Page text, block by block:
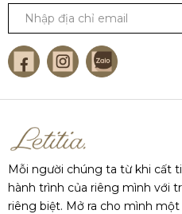
Mỗi người chúng ta từ khi cất
hành trình của riêng mình với
riêng biệt. Mở ra cho mình